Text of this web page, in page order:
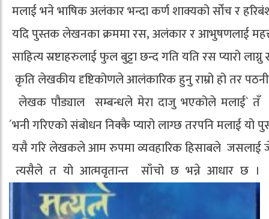
मलाई भने भाषिक अलंकार भन्दा कर्ण शाक्यको सोँच र
यदि पुस्तक लेखनका क्रममा रस, अलंकार र आभुषणलाई
साहित्य स्रष्टाहरुलाई फुल बुट्टा छन्द गति यति रस प्यारो लाग्नु
कृति लेखकीय दृष्टिकोणले आलंकारिक हुनु राम्रो हो तर
लेखक पौड्याल सम्बन्धले मेरा दाजु भएकोले मलाई` तँ
´भनी गरिएको संबोधन निक्कै प्यारो लाग्छ तरपनि मलाई यो
यसै गरि लेखकले आम रुपमा व्यवहारिक हिसाबले जसलाई जे
त्यसैले त यो आत्मवृतान्त साँचो छ भन्ने आधार छ ।